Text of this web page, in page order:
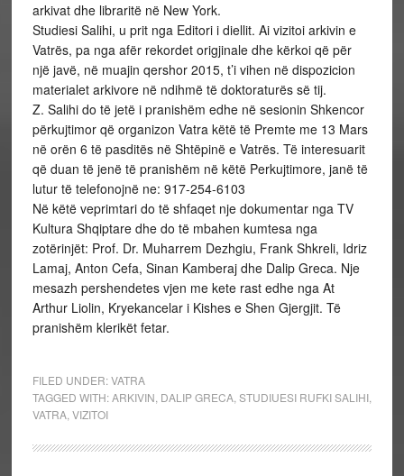
arkivat dhe libraritë në New York.
Studiesi Salihi, u prit nga Editori i diellit. Ai vizitoi arkivin e
Vatrës, pa nga afër rekordet origjinale dhe kërkoi që për
një javë, në muajin qershor 2015, t’i vihen në dispozicion
materialet arkivore në ndihmë të doktoraturës së tij.
Z. Salihi do të jetë i pranishëm edhe në sesionin Shkencor
përkujtimor që organizon Vatra këtë të Premte me 13 Mars
në orën 6 të pasditës në Shtëpinë e Vatrës. Të interesuarit
që duan të jenë të pranishëm në këtë Perkujtimore, janë të
lutur të telefonojnë ne: 917-254-6103
Në këtë veprimtari do të shfaqet nje dokumentar nga TV
Kultura Shqiptare dhe do të mbahen kumtesa nga
zotërinjët: Prof. Dr. Muharrem Dezhgiu, Frank Shkreli, Idriz
Lamaj, Anton Cefa, Sinan Kamberaj dhe Dalip Greca. Nje
mesazh pershendetes vjen me kete rast edhe nga At
Arthur Liolin, Kryekancelar i Kishes e Shen Gjergjit. Të
pranishëm klerikët fetar.
FILED UNDER:VATRA
TAGGED WITH:ARKIVIN DALIP GRECA, STUDIUESI RUFKI SALIHI,
VATRA, VIZITOI